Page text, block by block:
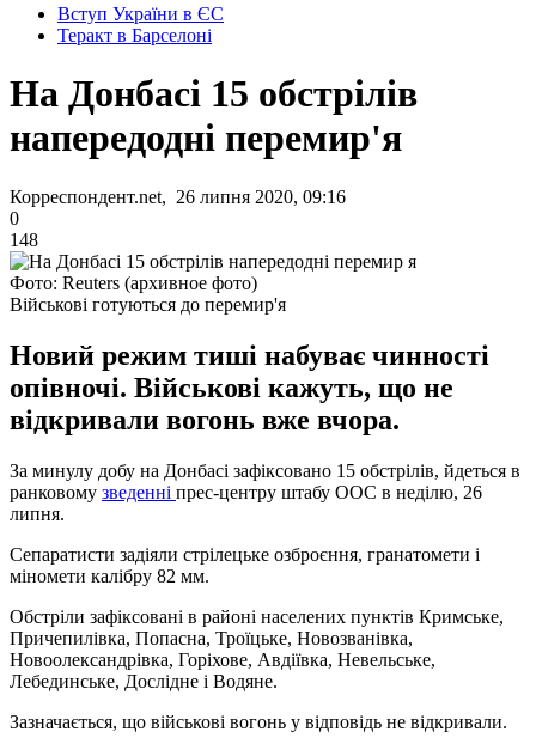
Вступ України в ЄС
Теракт в Барселоні
На Донбасі 15 обстрілів
напередодні перемир'я
Корреспондент.net, 26 липня 2020, 09:16
0
148
Фото: Reuters (архивное фото)
Військові готуються до перемир'я
Новий режим тиші набуває чинності
опівночі. Військові кажуть, що не
відкривали вогонь вже вчора.
За минулу добу на Донбасі зафіксовано 15 обстрілів, йдеться в
ранковому зведенні прес-центру штабу ООС в неділю, 26
липня.
Сепаратисти задіяли стрілецьке озброєння, гранатомети і
міномети калібру 82 мм.
Обстріли зафіксовані в районі населених пунктів Кримське,
Причепилівка, Попасна, Троїцьке, Новозванівка,
Новоолександрівка, Горіхове, Авдіївка, Невельське,
Лебединське, Дослідне і Водяне.
Зазначається, що військові вогонь у відповідь не відкривали.